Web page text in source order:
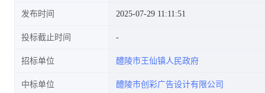
发布时间 2025-07-29 11:11:51
投标截止时间
招标单位 醴陵市王仙镇人民政府
中标单位 醴陵市创彩广告设计有限公司